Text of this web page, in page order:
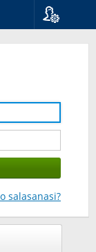
salasanasi?